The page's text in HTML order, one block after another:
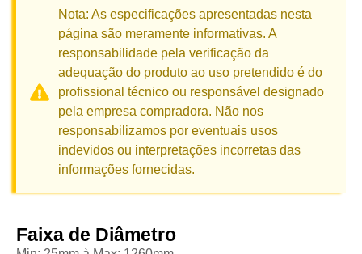
Nota: As especificações apresentadas nesta
página são meramente informativas. A
responsabilidade pela verificação da
adequação do produto ao uso pretendido é do
profissional técnico ou responsável designado
pela empresa compradora. Não nos
responsabilizamos por eventuais usos
indevidos ou interpretações incorretas das
informações fornecidas.
Faixa de Diâmetro